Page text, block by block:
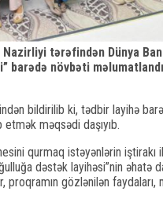
tərəfindən Dünya
barədə növbəti
bildirilib ki, tədbir layihə
məqsədi daşıyıb.
qurmaq istəyənlərin iştirakı
dəstək layihəsi”nin əhatə
gözlənilən